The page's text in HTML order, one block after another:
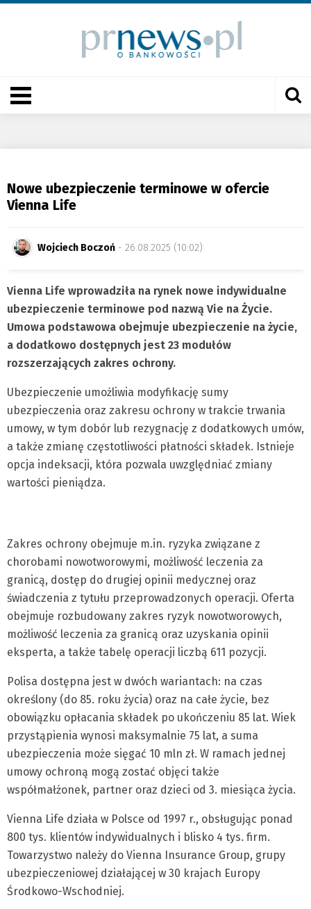
Nowe ubezpieczenie terminowe w ofercie
Vienna Life
Wojciech Boczoń - 26.08.2025 (10:02)
Vienna Life wprowadziła na rynek nowe indywidualne
ubezpieczenie terminowe pod nazwą Vie na Życie.
Umowa podstawowa obejmuje ubezpieczenie na życie,
a dodatkowo dostępnych jest 23 modułów
rozszerzających zakres ochrony.
Ubezpieczenie umożliwia modyfikację sumy
ubezpieczenia oraz zakresu ochrony w trakcie trwania
umowy, w tym dobór lub rezygnację z dodatkowych umów,
a także zmianę częstotliwości płatności składek. Istnieje
opcja indeksacji, która pozwala uwzględniać zmiany
wartości pieniądza.
Zakres ochrony obejmuje m.in. ryzyka związane z
chorobami nowotworowymi, możliwość leczenia za
granicą, dostęp do drugiej opinii medycznej oraz
świadczenia z tytułu przeprowadzonych operacji. Oferta
obejmuje rozbudowany zakres ryzyk nowotworowych,
możliwość leczenia za granicą oraz uzyskania opinii
eksperta, a także tabelę operacji liczbą 611 pozycji.
Polisa dostępna jest w dwóch wariantach: na czas
określony (do 85. roku życia) oraz na całe życie, bez
obowiązku opłacania składek po ukończeniu 85 lat. Wiek
przystąpienia wynosi maksymalnie 75 lat, a suma
ubezpieczenia może sięgać 10 mln zł. W ramach jednej
umowy ochroną mogą zostać objęci także
współmałżonek, partner oraz dzieci od 3. miesiąca życia.
Vienna Life działa w Polsce od 1997 r., obsługując ponad
800 tys. klientów indywidualnych i blisko 4 tys. firm.
Towarzystwo należy do Vienna Insurance Group, grupy
ubezpieczeniowej działającej w 30 krajach Europy
Środkowo-Wschodniej.